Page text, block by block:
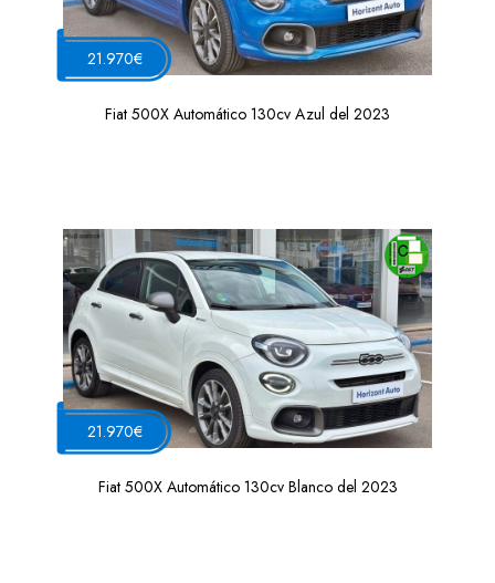
21.970€
Fiat 500X Automático 130cv Azul del 2023
21.970€
Fiat 500X Automático 130cv Blanco del 2023